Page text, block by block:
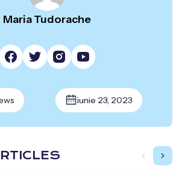
Maria Tudorache
iunie 23, 2023